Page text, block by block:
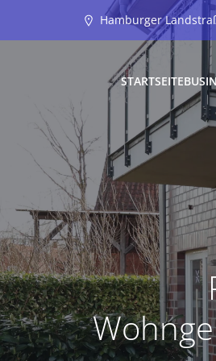
Hamburger
STARTSEITE